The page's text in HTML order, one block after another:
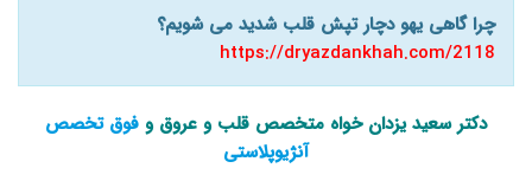
چرا گاهی یهو دچار تپش قلب شدید می شویم؟
https://dryazdankhah.com/2118
دکتر سعید یزدان خواه متخصص قلب و عروق و فوق تخصص
آنژیوپلاستی